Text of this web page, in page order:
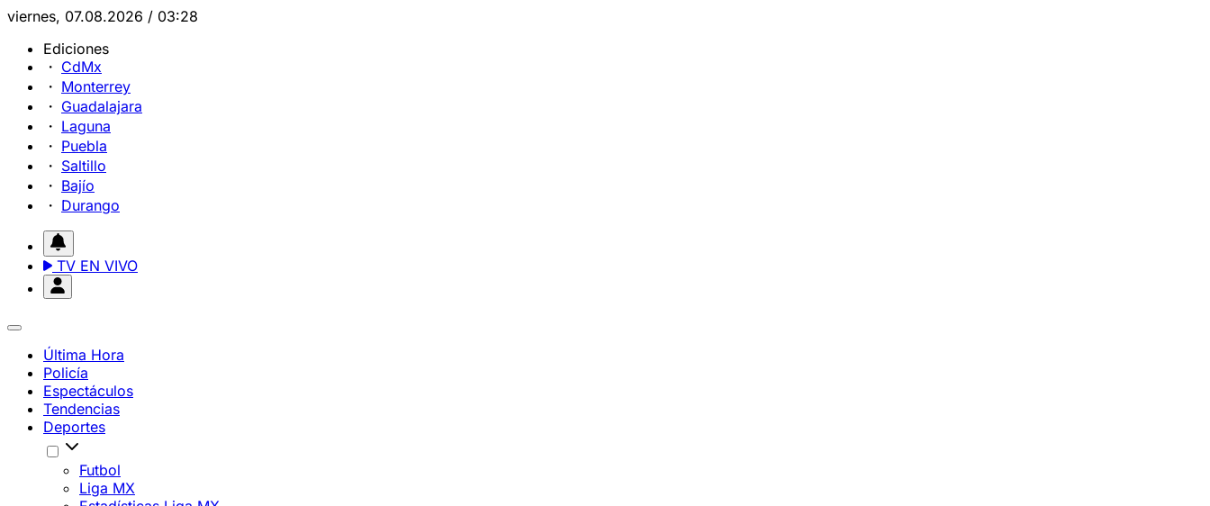
viernes, 07.08.2026 / 03:28
Ediciones
CdMx
Monterrey
Guadalajara
Laguna
Puebla
Saltillo
Bajío
Durango
TV EN VIVO
Última Hora
Policía
Espectáculos
Tendencias
Deportes
Futbol
Liga MX